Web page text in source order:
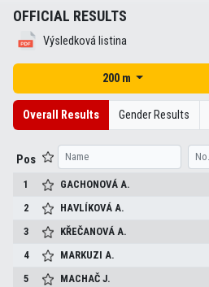
OFFICIAL RESULTS
Výsledková listina
200 m
Overall Results Gender Results
Pos
1 GACHONOVÁA.
2
HAVLÍKOVÁA.
3
KŘEČANOVÁA.
4
MARKUZIA.
5
MACHAČJ.